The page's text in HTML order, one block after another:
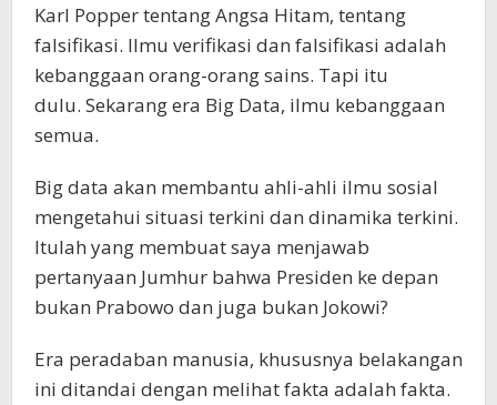
Karl Popper tentang Angsa Hitam, tentang
falsifikasi. Ilmu verifikasi dan falsifikasi adalah
kebanggaan orang-orang sains. Tapi itu
dulu. Sekarang era Big Data, ilmu kebanggaan
semua.
Big data akan membantu ahli-ahli ilmu sosial
mengetahui situasi terkini dan dinamika terkini.
Itulah yang membuat saya menjawab
pertanyaan Jumhur bahwa Presiden ke depan
bukan Prabowo dan juga bukan Jokowi?
Era peradaban manusia, khususnya belakangan
ini ditandai dengan melihat fakta adalah fakta.